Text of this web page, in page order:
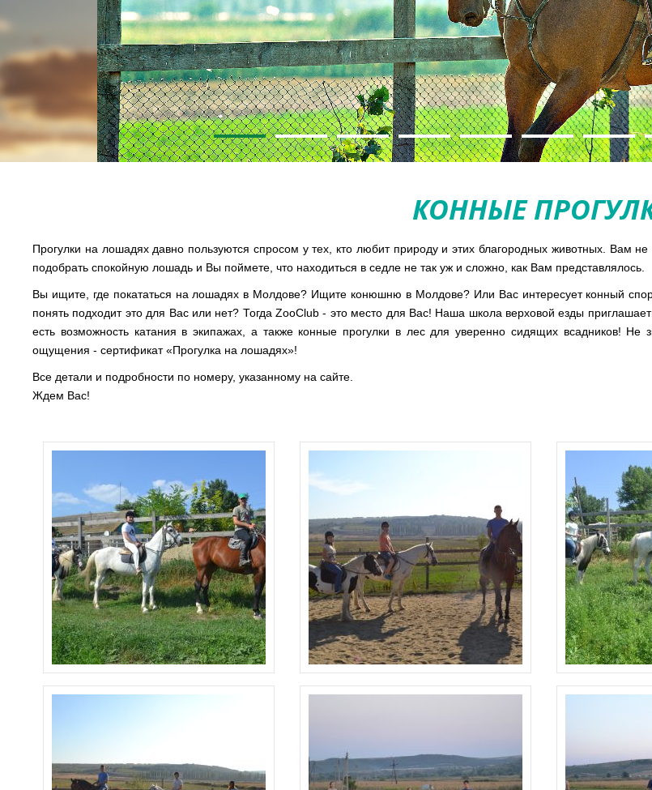
КОННЫЕ
Прогулки на лошадях давно пользуются спросом у тех, кто любит природу и этих благородных животных. Вам
подобрать спокойную лошадь и Вы поймете, что находиться в седле не так уж и сложно, как Вам представлялось.
Вы ищите, где покататься на лошадях в Молдове? Ищите конюшню в Молдове? Или Вас интересует конный
понять подходит это для Вас или нет? Тогда ZooClub - это место для Вас! Наша школа верховой езды
есть возможность катания в экипажах, а также конные прогулки в лес для уверенно сидящих всадников!
ощущения - сертификат «Прогулка на лошадях»!
Все детали и подробности по номеру, указанному на сайте.
Ждем Вас!